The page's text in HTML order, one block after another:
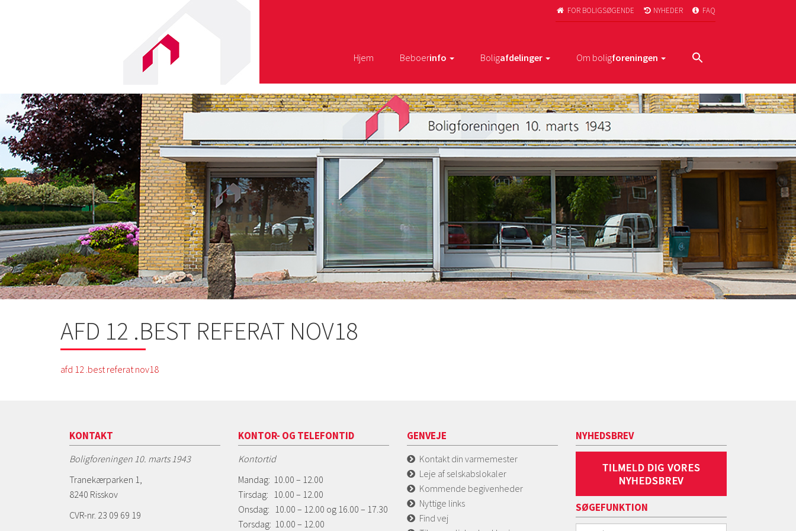
 FOR BOLIGSØGENDE  NYHEDER  FAQ
Hjem Beboerinfo Boligafdelinger Om boligforeningen
AFD 12 .BEST REFERAT NOV18
afd 12 .best referat nov18
KONTAKT
Boligforeningen 10. marts 1943
Tranekærparken 1,
8240 Risskov
CVR-nr. 23 09 69 19
KONTOR- OG TELEFONTID
Kontortid
Mandag: 10.00 – 12.00
Tirsdag: 10.00 – 12.00
Onsdag: 10.00 – 12.00 og 16.00 – 17.30
Torsdag: 10.00 – 12.00
GENVEJE
Kontakt din varmemester
Leje af selskabslokaler
Kommende begivenheder
Nyttige links
Find vej
NYHEDSBREV
SØGEFUNKTION